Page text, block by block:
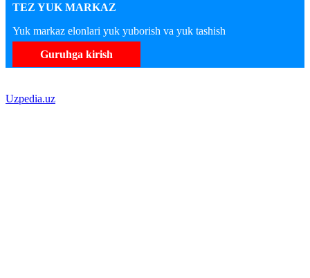
TEZ YUK MARKAZ
Yuk markaz elonlari yuk yuborish va yuk tashish
Guruhga kirish
Uzpedia.uz